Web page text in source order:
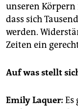
unseren Körpern
dass sich
werden.
Zeiten ein
Auf was stellt
Emily Laquer: Es